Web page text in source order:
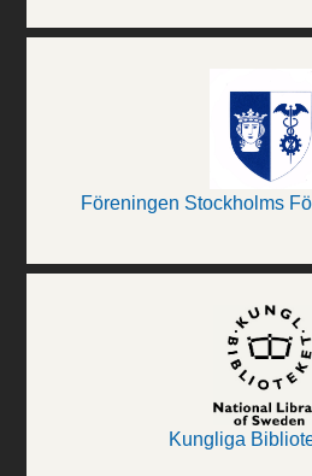
Föreningen Stockholms
Kungliga